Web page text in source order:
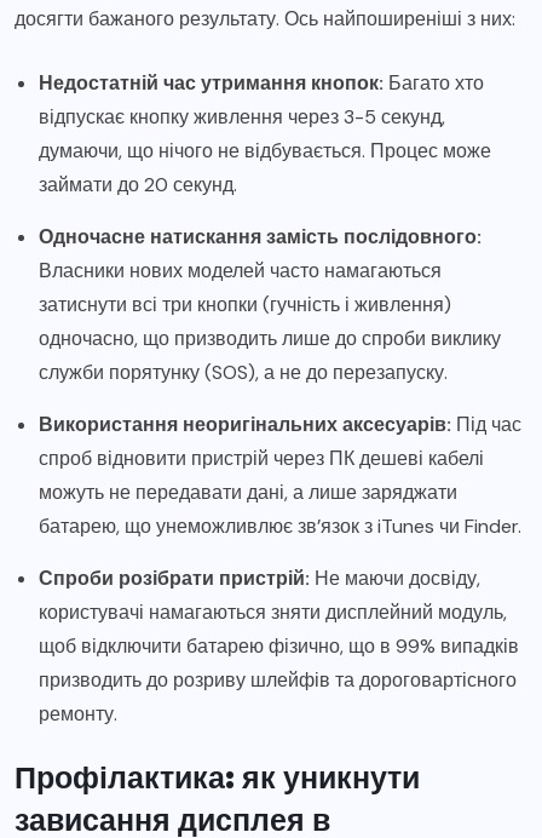
досягти бажаного результату. Ось найпоширеніші з них:
Недостатній час утримання кнопок: Багато хто
відпускає кнопку живлення через 3-5 секунд,
думаючи, що нічого не відбувається. Процес може
займати до 20 секунд.
Одночасне натискання замість послідовного:
Власники нових моделей часто намагаються
затиснути всі три кнопки (гучність і живлення)
одночасно, що призводить лише до спроби виклику
служби порятунку (SOS), а не до перезапуску.
Використання неоригінальних аксесуарів: Під час
спроб відновити пристрій через ПК дешеві кабелі
можуть не передавати дані, а лише заряджати
батарею, що унеможливлює зв’язок з iTunes чи Finder.
Спроби розібрати пристрій: Не маючи досвіду,
користувачі намагаються зняти дисплейний модуль,
щоб відключити батарею фізично, що в 99% випадків
призводить до розриву шлейфів та дороговартісного
ремонту.
Профілактика: як уникнути
зависання дисплея в